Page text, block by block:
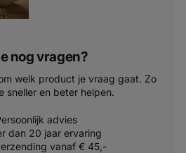
nog vragen?
welk product je vraag gaat. Zo
sneller en beter helpen.
advies
dan 20 jaar ervaring
vanaf € 45,-